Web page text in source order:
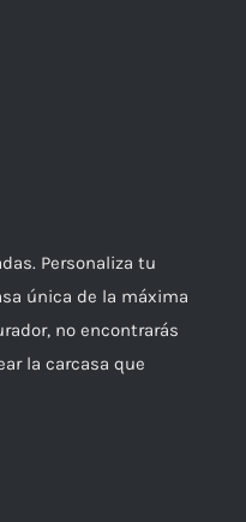
Personaliza tu
única de la máxima
no encontrarás
la carcasa que